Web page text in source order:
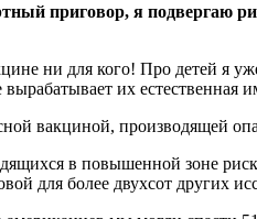
приговор, я подвергаю
ни для кого! Про детей я
вырабатывает их
вакциной, производящей
в повышенной зоне
для более двухсот других